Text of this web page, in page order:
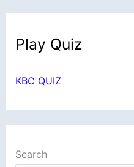
Play Quiz
KBC QUIZ
Search